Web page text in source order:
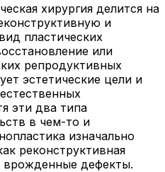
хирургия делится на
и
пластических
или
репродуктивных
эстетические цели и
эти два типа
в чем-то и
изначально
реконструктивная
дефекты.